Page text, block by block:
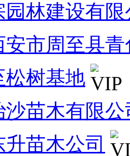
园林建设有限
安市周至县
松树基地
沙苗木有限公
苗木公司